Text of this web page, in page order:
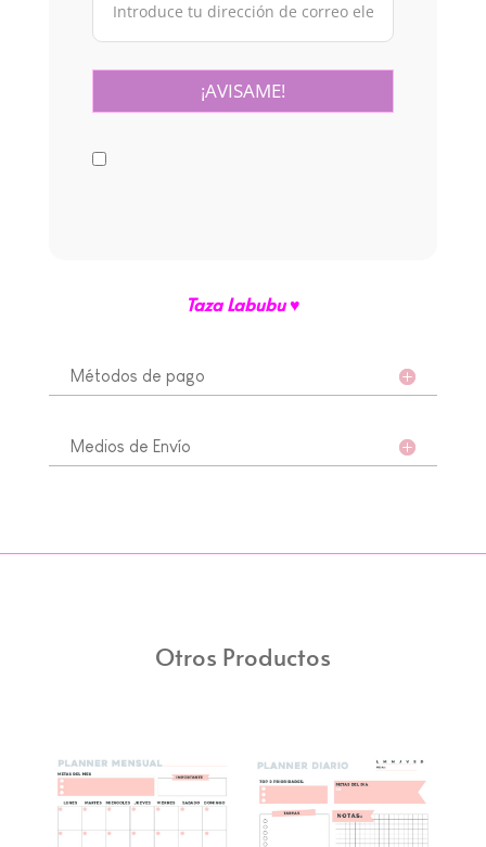
Taza Labubu ♥
Métodos de pago
Medios de Envío
Otros Productos